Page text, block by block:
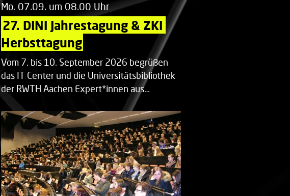
Mo. 07.09. um 08.00 Uhr
27. DINI Jahrestagung & ZKI
Herbsttagung
Vom 7. bis 10. September 2026 begrüßen
das IT Center und die Universitätsbibliothek
der RWTH Aachen Expert*innen aus…